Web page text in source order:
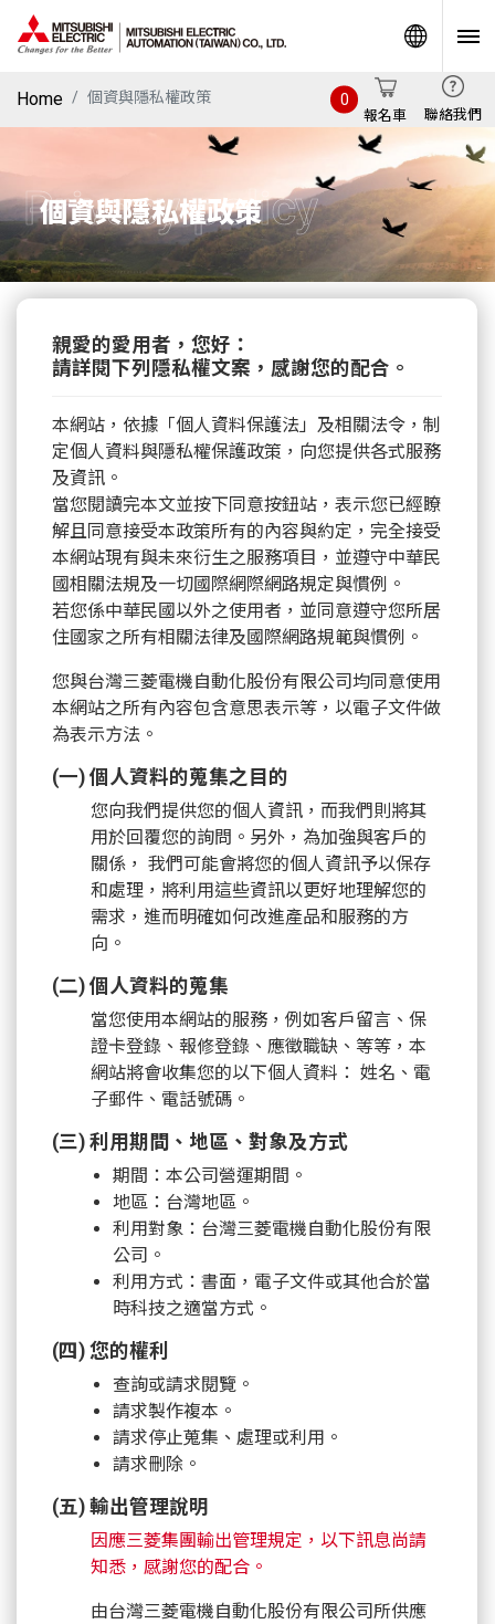
Home 個資與隱私權政策
報名車
0
聯絡我們
個資與隱私權政策
Privacy policy
親愛的愛用者，您好：
請詳閱下列隱私權文案，感謝您的配合。
本網站，依據「個人資料保護法」及相關法令，制
定個人資料與隱私權保護政策，向您提供各式服務
及資訊。
當您閱讀完本文並按下同意按鈕站，表示您已經瞭
解且同意接受本政策所有的內容與約定，完全接受
本網站現有與未來衍生之服務項目，並遵守中華民
國相關法規及一切國際網際網路規定與慣例。
若您係中華民國以外之使用者，並同意遵守您所居
住國家之所有相關法律及國際網路規範與慣例。
您與台灣三菱電機自動化股份有限公司均同意使用
本網站之所有內容包含意思表示等，以電子文件做
為表示方法。
(一) 個人資料的蒐集之目的
您向我們提供您的個人資訊，而我們則將其
用於回覆您的詢問。另外，為加強與客戶的
關係， 我們可能會將您的個人資訊予以保存
和處理，將利用這些資訊以更好地理解您的
需求，進而明確如何改進產品和服務的方
向。
(二) 個人資料的蒐集
當您使用本網站的服務，例如客戶留言、保
證卡登錄、報修登錄、應徵職缺、等等，本
網站將會收集您的以下個人資料： 姓名、電
子郵件、電話號碼。
(三) 利用期間、地區、對象及方式
期間：本公司營運期間。
地區：台灣地區。
利用對象：台灣三菱電機自動化股份有限
公司。
利用方式：書面，電子文件或其他合於當
時科技之適當方式。
(四) 您的權利
查詢或請求閱覽。
請求製作複本。
請求停止蒐集、處理或利用。
請求刪除。
(五) 輸出管理說明
因應三菱集團輸出管理規定，以下訊息尚請
知悉，感謝您的配合。
由台灣三菱電機自動化股份有限公司所供應